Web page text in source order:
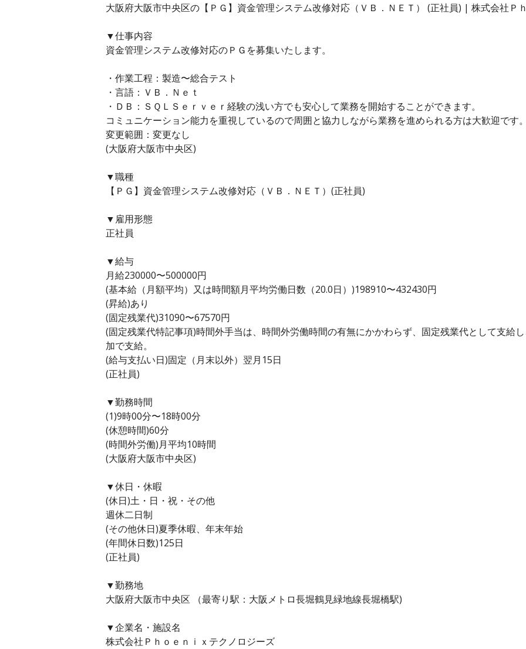
大阪府大阪市中央区の【ＰＧ】資金管理システム改修対応（ＶＢ．ＮＥＴ） (正社員) | 株式会社Ｐ
▼仕事内容
資金管理システム改修対応のＰＧを募集いたします。
・作業工程：製造〜総合テスト
・言語：ＶＢ．Ｎｅｔ
・ＤＢ：ＳＱＬＳｅｒｖｅｒ経験の浅い方でも安心して業務を開始することができます。
コミュニケーション能力を重視しているので周囲と協力しながら業務を進められる方は大歓迎です。
変更範囲：変更なし
(大阪府大阪市中央区)
▼職種
【ＰＧ】資金管理システム改修対応（ＶＢ．ＮＥＴ）(正社員)
▼雇用形態
正社員
▼給与
月給230000〜500000円
(基本給（月額平均）又は時間額月平均労働日数（20.0日）)198910〜432430円
(昇給)あり
(固定残業代)31090〜67570円
(固定残業代特記事項)時間外手当は、時間外労働時間の有無にかかわらず、固定残業代として支給
加で支給。
(給与支払い日)固定（月末以外）翌月15日
(正社員)
▼勤務時間
(1)9時00分〜18時00分
(休憩時間)60分
(時間外労働)月平均10時間
(大阪府大阪市中央区)
▼休日・休暇
(休日)土・日・祝・その他
週休二日制
(その他休日)夏季休暇、年末年始
(年間休日数)125日
(正社員)
▼勤務地
大阪府大阪市中央区 （最寄り駅：大阪メトロ長堀鶴見緑地線長堀橋駅)
▼企業名・施設名
株式会社Ｐｈｏｅｎｉｘテクノロジーズ